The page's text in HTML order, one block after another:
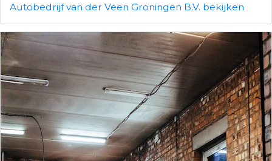
Autobedrijf van der Veen Groningen B.V. bekijken